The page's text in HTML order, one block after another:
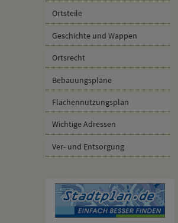
Ortsteile
Geschichte und Wappen
Ortsrecht
Bebauungspläne
Flächennutzungsplan
Wichtige Adressen
Ver- und Entsorgung